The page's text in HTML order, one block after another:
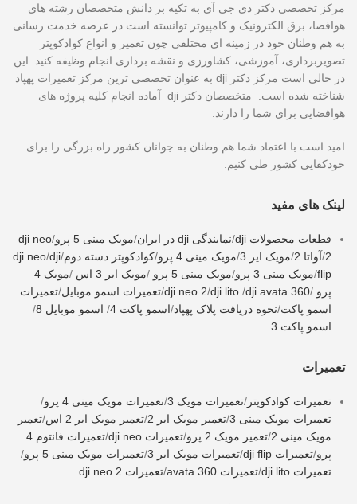
مرکز تخصصی دکتر دی جی آی به تکیه بر دانش متخصصان رشته های
هوافضا، برق الکترونیک و کامپیوتر توانسته است در عرصه خدمت رسانی
به هم وطنان خود در زمینه ای مختلفی چون تعمیر و انواع کوادکوپتر
تصویربرداری، آموزشی، کشاورزی و نقشه برداری انجام وظیفه کنید. این
در حالی است مرکز دکتر dji به عنوان تخصصی ترین مرکز تعمیرات پهپاد
شناخته شده است. متخصصان دکتر dji آماده انجام کلیه پروژه های
هوافضایی برای شما را دارند.
امید است با اعتماد شما هم وطنان به جوانان کشور راه بزرگی را برای
خودکفایی کشور طی کنیم.
لینک های مفید
قطعات محصولات dji /نمایندگی dji در ایران /مویک مینی 5 پرو /
dji neo
2
/آواتا 2 /مویک ایر 3 /مویک مینی 4 پرو /کوادکوپتر دسته دوم/
dji neo/dji
flip
/مویک مینی 3 پرو /مویک مینی 5 پرو /مویک ایر 3 اس /
مویک 4
پرو /
dji neo 2/dji lito /dji avata 360
/تعمیرات اسمو موبایل/تعمیرات
اسمو پاکت/نحوه دریافت پلاک پهپاد/اسمو پاکت 4 / اسمو موبایل 8
/
اسمو پاکت 3
تعمیرات
تعمیرات کوادکوپتر /تعمیرات مویک 3 /تعمیرات مویک مینی 4 پرو
/
تعمیرات مویک مینی 3
/تعمیر مویک ایر 2 /تعمیر مویک ایر 2 اس /تعمیر
مویک مینی 2
/تعمیر مویک 2 پرو /تعمیرات dji neo /
تعمیرات فانتوم 4
پرو/تعمیرات dji flip /تعمیرات مویک ایر 3 /تعمیرات مویک مینی 5 پرو
/
تعمیرات dji lito
/تعمیرات avata 360 /تعمیرات dji neo 2